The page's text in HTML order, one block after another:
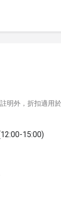
明外，折扣適用
15:00)